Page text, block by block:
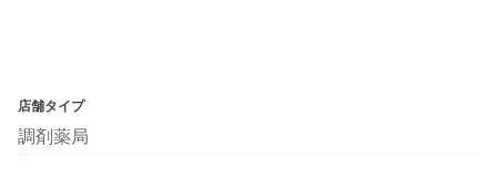
店舗タイプ
調剤薬局